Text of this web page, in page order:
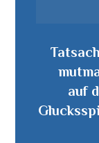
auf